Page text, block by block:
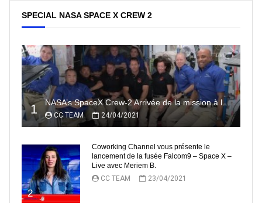
SPECIAL NASA SPACE X CREW 2
1 NASA’s SpaceX Crew-2 Arrivée de la mission à la Station Spatiale Internationale Partie2
CC TEAM 24/04/2021
2
Coworking Channel vous présente le
lancement de la fusée Falcom9 – Space X –
Live avec Meriem B.
CC TEAM
23/04/2021